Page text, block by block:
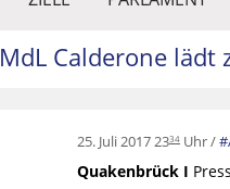
MdL Calderone
25. Juli 2017 2334 Uhr
Quakenbrück I